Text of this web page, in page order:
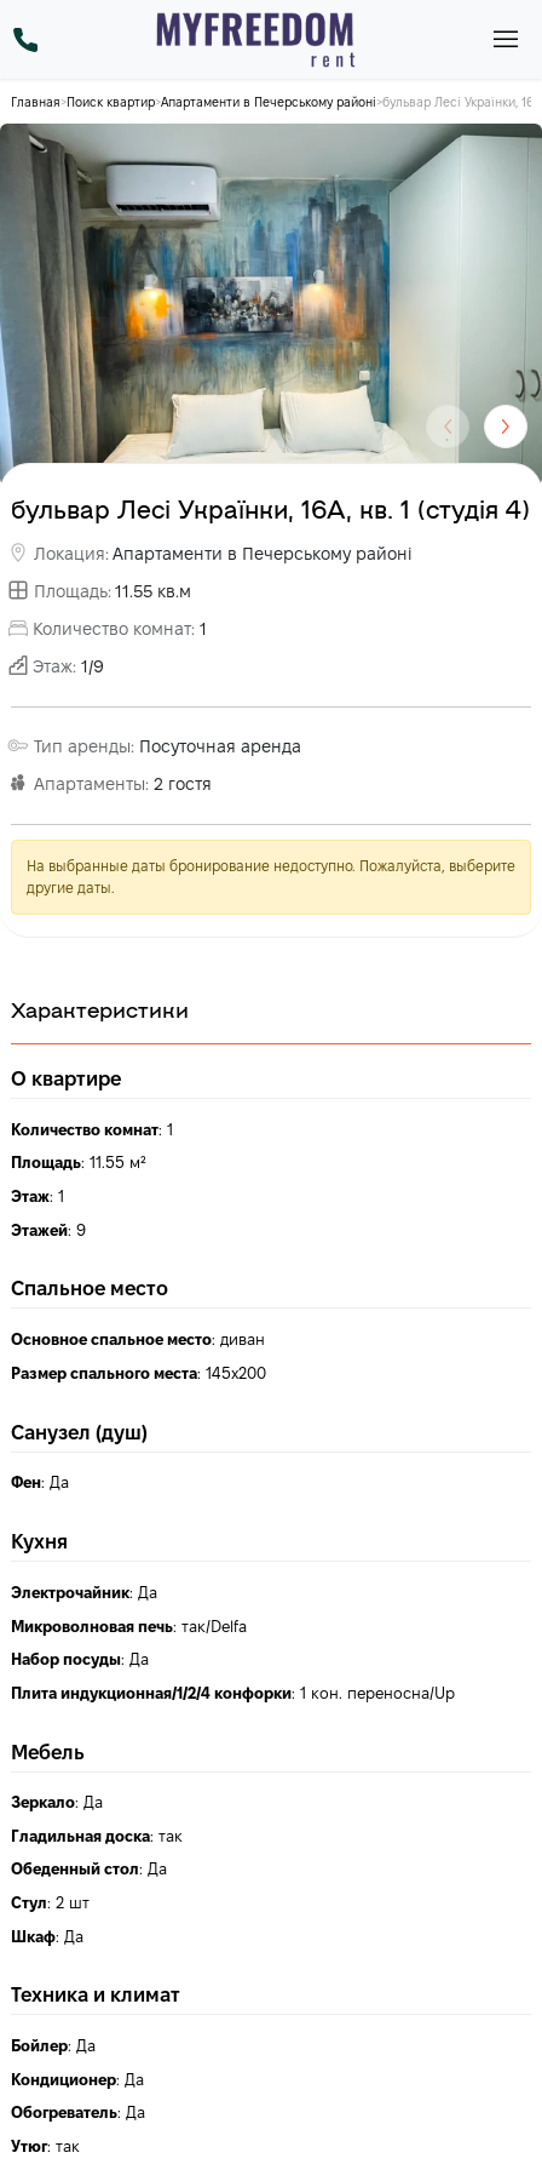
Главная>Поиск квартир>Апартаменти в Печерському районі>бульвар Лесі Українки,
бульвар Лесі Українки, 16А, кв. 1 (студія 4)
Локация: Апартаменти в Печерському районі
Площадь: 11.55 кв.м
Количество комнат: 1
Этаж: 1/9
Тип аренды: Посуточная аренда
Апартаменты: 2 гостя
На выбранные даты бронирование недоступно. Пожалуйста, выберите
другие даты.
Характеристики
О квартире
Количество комнат: 1
Площадь: 11.55 м²
Этаж: 1
Этажей: 9
Спальное место
Основное спальное место: диван
Размер спального места: 145х200
Санузел (душ)
Фен: Да
Кухня
Электрочайник: Да
Микроволновая печь: так/Delfa
Набор посуды: Да
Плита индукционная/1/2/4 конфорки: 1 кон. переносна/Up
Мебель
Зеркало: Да
Гладильная доска: так
Обеденный стол: Да
Стул: 2 шт
Шкаф: Да
Техника и климат
Бойлер: Да
Кондиционер: Да
Обогреватель: Да
Утюг: так